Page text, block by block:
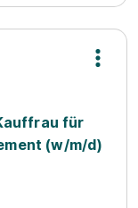
für
(w/m/d)